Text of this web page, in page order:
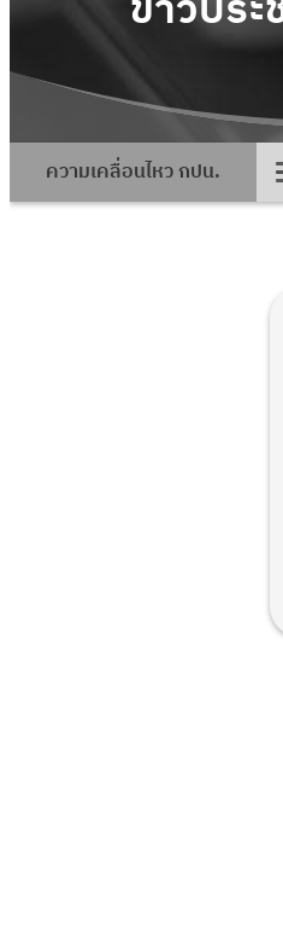
ความเคลื่อนไหว กปน.